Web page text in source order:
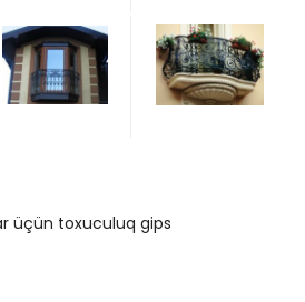
üçün toxuculuq gips